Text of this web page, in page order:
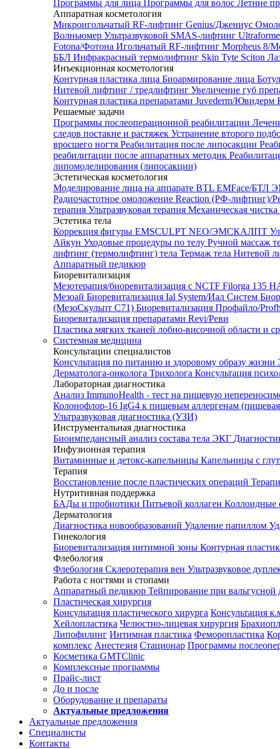
Программы для лица Программы для волос Летние
Аппаратная косметология
Микроигольчатый RF-лифтинг Genius/Джениус
Волньюмер Ультразвуковой SMAS-лифтинг
Fotona/Фотона Игольчатый RF-лифтинг Morpheus 8/
ББЛ Инфракрасный термолифтинг Skin Tyte Sciton
Инъекционная косметология
Контурная пластика лица Биоармирование лица
Нитевой лифтинг / тредлифтинг Увеличение губ
Контурная пластика препаратами Juvederm/Ювидерм
Решаемые задачи
Программы послеоперационной реабилитации
следов постакне и растяжек Устранение второго
вросшего ногтя Реабилитация после липосакции
реабилитации после аппаратных методик
липомоделирования (липосакции)
Эстетическая косметология
Моделирование лица на аппарате BTL EMFace/БТЛ
Радиочастотное омоложение Reaction (РФ-лифтинг)/
терапия Ультразвуковая терапия Механическая чистка
Эстетика тела
Коррекция фигуры EMSCULPT NEO/ЭМСКАЛПТ
Айкун Уходовые процедуры по телу Ручной массаж
лифтинг (термолифтинг) тела Термаж тела Нитевой
Аппаратный педикюр
Биоревитализация
Мезотерапия/биоревитализация с NCTF Filorga 135
Мезоай Биоревитализация Ial System/Иал Систем
(МезоСкульпт С71) Биоревитализация Профайло/
Биоревитализация препаратами Revi/Реви
Пластика мягких тканей лобно-височной области и
Системная медицина
Консультации специалистов
Консультация по питанию и здоровому образу жизни
Дерматолога-онколога Трихолога Консультация
Лабораторная диагностика
Анализ ImmunoHealth - тест на пищевую
Колонофлор-16 IgG4 к пищевым аллергенам
Ультразвуковая диагностика (УЗИ)
Инструментальная диагностика
Биоимпедансный анализ состава тела ЭКГ
Инфузионная терапия
Витаминные и детокс-капельницы Капельницы с
Терапия
Восстановление после пластических операций
Нутритивная поддержка
БАДы и пробиотики Питьевой коллаген Коллоидные
Дерматология
Диагностика новообразований Удаление папиллом
Гинекология
Биоревитализация интимной зоны Контурная
Флебология
Флебология Склеротерапия вен Ультразвуковое
Работа с ногтями и стопами
Аппаратный педикюр Тейпирование при
Пластическая хирургия
Консультация пластического хирурга Консультация
Хейлопластика Челюстно-лицевая хирургия
Липофилинг Интимная пластика Феморопластика
комплекс Анестезия Стационар Программы
Косметика GMTClinic
Комплексные программы
Прайс-лист
До и после
Оборудование и препараты
Актуальные предложения
Актуальные предложения
Специалисты
Контакты